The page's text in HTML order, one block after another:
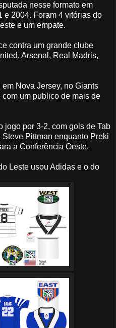
nesse formato em
e 2004. Foram 4 vitórias do
e um empate.
contra um grande clube
Arsenal, Real Madris,
Nova Jersey, no Giants
um publico de mais de
jogo por 3-2, com gols de Tab
Pittman enquanto Preki
a Conferência Oeste.
Leste usou Adidas e o do